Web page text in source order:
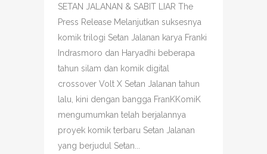
SETAN JALANAN & SABIT LIAR The
Press Release Melanjutkan suksesnya
komik trilogi Setan Jalanan karya Franki
Indrasmoro dan Haryadhi beberapa
tahun silam dan komik digital
crossover Volt X Setan Jalanan tahun
lalu, kini dengan bangga FranKKomiK
mengumumkan telah berjalannya
proyek komik terbaru Setan Jalanan
yang berjudul Setan...